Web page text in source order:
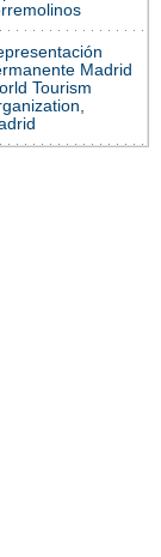
Madrid
Tourism